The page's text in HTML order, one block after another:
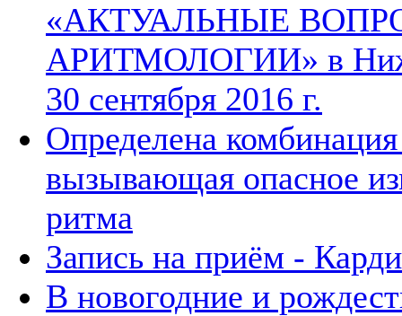
«АКТУАЛЬНЫЕ
АРИТМОЛОГИИ» в
30 сентября 2016 г.
Определена комбинация
вызывающая опасное
ритма
Запись на приём -
В новогодние и